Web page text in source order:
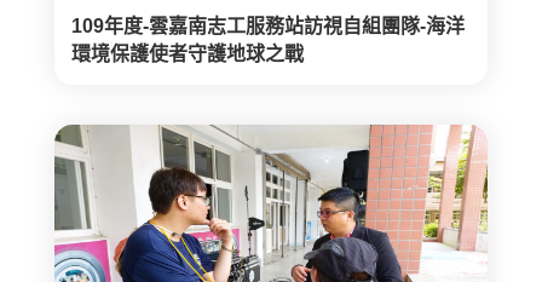
109年度-雲嘉南志工服務站訪視自組團隊-海洋
環境保護使者守護地球之戰